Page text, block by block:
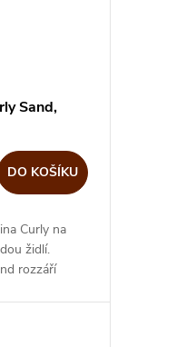
Sand,
DO KOŠÍKU
Curly na
židlí.
rozzáří